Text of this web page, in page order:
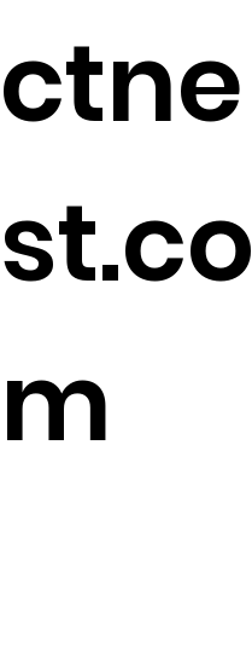
ctne
st.co
m